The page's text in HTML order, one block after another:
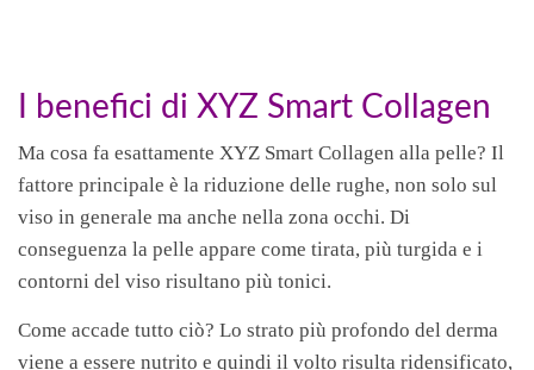
I benefici di XYZ Smart Collagen
Ma cosa fa esattamente XYZ Smart Collagen alla pelle? Il
fattore principale è la riduzione delle rughe, non solo sul
viso in generale ma anche nella zona occhi. Di
conseguenza la pelle appare come tirata, più turgida e i
contorni del viso risultano più tonici.
Come accade tutto ciò? Lo strato più profondo del derma
viene a essere nutrito e quindi il volto risulta ridensificato,